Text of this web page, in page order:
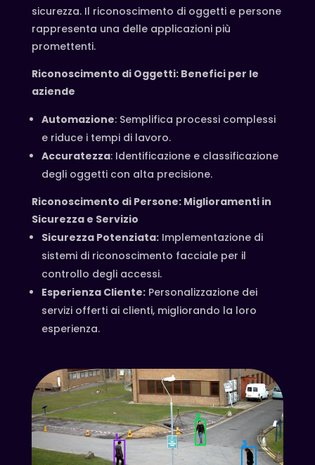
sicurezza. Il riconoscimento di oggetti e persone
rappresenta una delle applicazioni più
promettenti.
Riconoscimento di Oggetti: Benefici per le
aziende
Automazione: Semplifica processi complessi
e riduce i tempi di lavoro.
Accuratezza: Identificazione e classificazione
degli oggetti con alta precisione.
Riconoscimento di Persone: Miglioramenti in
Sicurezza e Servizio
Sicurezza Potenziata:Implementazione di
sistemi di riconoscimento facciale per il
controllo degli accessi.
Esperienza Cliente:Personalizzazione dei
servizi offerti ai clienti, migliorando la loro
esperienza.